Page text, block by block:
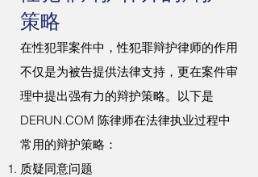
策略
在性犯罪案件中，性犯罪辩护律师的作用
不仅是为被告提供法律支持，更在案件审
理中提出强有力的辩护策略。以下是
DERUN.COM 陈律师在法律执业过程中
常用的辩护策略：
质疑同意问题